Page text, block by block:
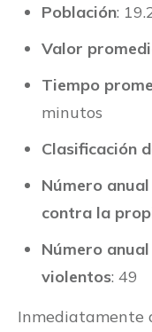
Población:
Valor
Tiempo
minutos
Clasificación
Número
contra la
Número
violentos: 49
Inmediatamente